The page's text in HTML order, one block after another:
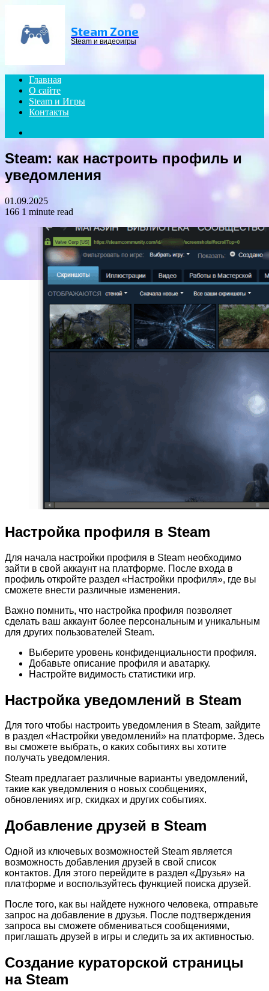
Steam Zone
Steam и видеоигры
Главная
О сайте
Steam и Игры
Контакты
Steam: как настроить профиль и
уведомления
01.09.2025
166 1 minute read
Настройка профиля в Steam
Для начала настройки профиля в Steam необходимо
зайти в свой аккаунт на платформе. После входа в
профиль откройте раздел «Настройки профиля», где вы
сможете внести различные изменения.
Важно помнить, что настройка профиля позволяет
сделать ваш аккаунт более персональным и уникальным
для других пользователей Steam.
Выберите уровень конфиденциальности профиля.
Добавьте описание профиля и аватарку.
Настройте видимость статистики игр.
Настройка уведомлений в Steam
Для того чтобы настроить уведомления в Steam, зайдите
в раздел «Настройки уведомлений» на платформе. Здесь
вы сможете выбрать, о каких событиях вы хотите
получать уведомления.
Steam предлагает различные варианты уведомлений,
такие как уведомления о новых сообщениях,
обновлениях игр, скидках и других событиях.
Добавление друзей в Steam
Одной из ключевых возможностей Steam является
возможность добавления друзей в свой список
контактов. Для этого перейдите в раздел «Друзья» на
платформе и воспользуйтесь функцией поиска друзей.
После того, как вы найдете нужного человека, отправьте
запрос на добавление в друзья. После подтверждения
запроса вы сможете обмениваться сообщениями,
приглашать друзей в игры и следить за их активностью.
Создание кураторской страницы
на Steam